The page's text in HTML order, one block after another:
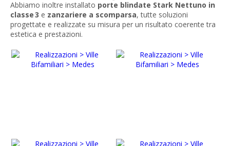
Abbiamo inoltre installato porte blindate Stark Nettuno in
classe 3 e zanzariere a scomparsa, tutte soluzioni
progettate e realizzate su misura per un risultato coerente tra
estetica e prestazioni.